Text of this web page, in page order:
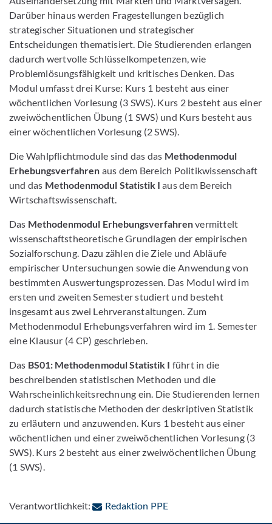
Darüber hinaus werden Fragestellungen bezüglich
strategischer Situationen und strategischer
Entscheidungen thematisiert. Die Studierenden erlangen
dadurch wertvolle Schlüsselkompetenzen, wie
Problemlösungsfähigkeit und kritisches Denken. Das
Modul umfasst drei Kurse: Kurs 1 besteht aus einer
wöchentlichen Vorlesung (3 SWS). Kurs 2 besteht aus einer
zweiwöchentlichen Übung (1 SWS) und Kurs besteht aus
einer wöchentlichen Vorlesung (2 SWS).
Die Wahlpflichtmodule sind das das Methodenmodul
Erhebungsverfahren aus dem Bereich Politikwissenschaft
und das Methodenmodul Statistik Iaus dem Bereich
Wirtschaftswissenschaft.
Das Methodenmodul Erhebungsverfahrenvermittelt
wissenschaftstheoretische Grundlagen der empirischen
Sozialforschung. Dazu zählen die Ziele und Abläufe
empirischer Untersuchungen sowie die Anwendung von
bestimmten Auswertungsprozessen. Das Modul wird im
ersten und zweiten Semester studiert und besteht
insgesamt aus zwei Lehrveranstaltungen. Zum
Methodenmodul Erhebungsverfahren wird im 1. Semester
eine Klausur (4 CP) geschrieben.
Das BS01: Methodenmodul Statistik I führt in die
beschreibenden statistischen Methoden und die
Wahrscheinlichkeitsrechnung ein. Die Studierenden lernen
dadurch statistische Methoden der deskriptiven Statistik
zu erläutern und anzuwenden. Kurs 1 besteht aus einer
wöchentlichen und einer zweiwöchentlichen Vorlesung (3
SWS). Kurs 2 besteht aus einer zweiwöchentlichen Übung
(1 SWS).
Verantwortlichkeit: Redaktion PPE: Per E-Mail kontaktieren